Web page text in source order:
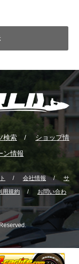
検索 ショップ情
ン情報
会社情報
サ
用規約
お問い合わ